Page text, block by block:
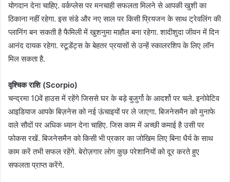
योगदान देना चाहिए. वर्कप्लेस पर मनचाही सफलता मिलने से आपकी खुशी का
ठिकाना नहीं रहेगा. इस संडे और नए साल पर किसी प्रियजन के साथ ट्रेवलिंग की
प्लानिंग बन सकती है फैमिली में खुशनुमा माहौल बना रहेगा. शादीशुदा जीवन में दिन
आनंद दायक रहेगा. स्टूडेंट्स के बेहतर प्रयासों से उन्हें स्कालरशिप के लिए लॉन
मिल सकता है.
वृश्चिक राशि (Scorpio)
चन्द्रमा 10वें हाउस में रहेंगे जिससे घर के बड़े बुजुर्गो के आदर्शो पर चले. इनोवेटिव
आइडियाज आपके बिज़नेस को नई ऊंचाइयों पर ले जाएगा. बिजनेसमैन को मुनाफे
वाले सौदों पर अधिक ध्यान देना चाहिए. जिस काम में अच्छी कमाई है उसी पर
फोकस रखें. बिजनेसमैन को किसी भी प्रकार का जोखिम लिए बिना धैर्य के साथ
काम करें तभी सफल रहेंगे. बेरोज़गार लोग कुछ परेशानियों को दूर करते हुए
सफलता प्राप्त करेंगे.